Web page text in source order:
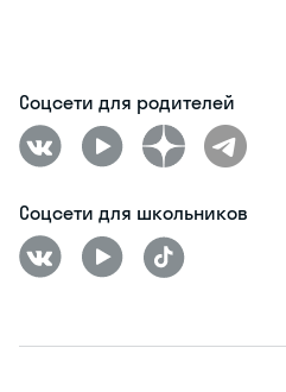
Соцсети для родителей
Соцсети для школьников